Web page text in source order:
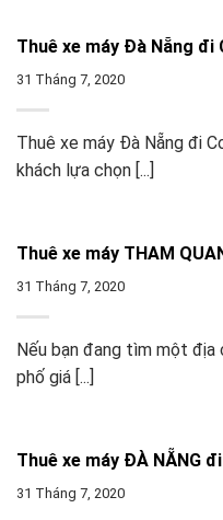
Thuê xe máy Đà Nẵng đi
31 Tháng 7, 2020
Thuê xe máy Đà Nẵng đi
khách lựa chọn [...]
Thuê xe máy THAM
31 Tháng 7, 2020
Nếu bạn đang tìm một
phố giá [...]
Thuê xe máy ĐÀ NẴNG
31 Tháng 7, 2020